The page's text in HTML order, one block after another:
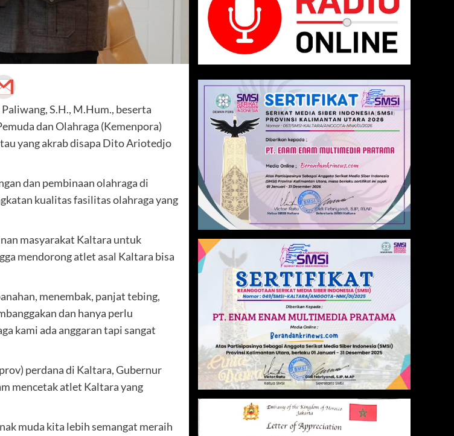
S.H., M.Hum., beserta
dan Olahraga (Kemenpora)
yang akrab disapa Dito Ariotedjo
dan pembinaan olahraga di
kualitas fasilitas olahraga yang
masyarakat Kaltara untuk
mendorong atlet asal Kaltara bisa
menembak, panjat tebing,
dan hanya perlu
kami ada anggaran tapi sangat
perdana di Kaltara, Gubernur
mencetak atlet Kaltara yang
muda kita lebih semangat meraih